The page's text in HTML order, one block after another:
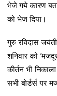
भेजे गये कारण
को भेज दिया।
गुरु रविदास
शनिवार को
कीर्तन भी
सभी बोर्डर्स पर